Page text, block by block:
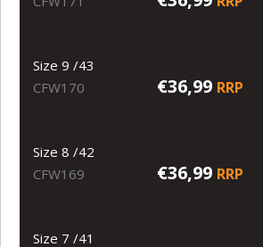
Size 9 /43
CFW170
€36,99 RRP
Size 8 /42
CFW169
€36,99 RRP
Size 7 /41